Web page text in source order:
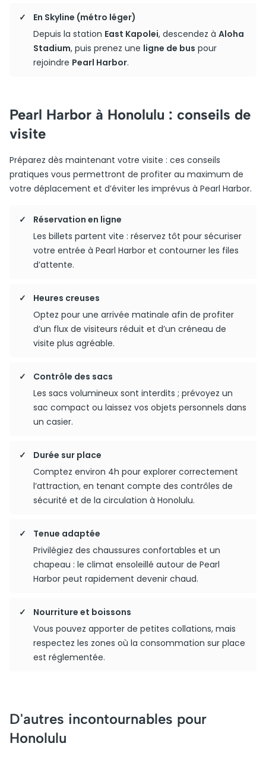
En Skyline (métro léger)
Depuis la station East Kapolei, descendez à Aloha
Stadium, puis prenez une ligne de bus pour
rejoindre Pearl Harbor.
Pearl Harbor à Honolulu : conseils de
visite
Préparez dès maintenant votre visite : ces conseils
pratiques vous permettront de profiter au maximum de
votre déplacement et d’éviter les imprévus à Pearl Harbor.
Réservation en ligne
Les billets partent vite : réservez tôt pour sécuriser
votre entrée à Pearl Harbor et contourner les files
d’attente.
Heures creuses
Optez pour une arrivée matinale afin de profiter
d’un flux de visiteurs réduit et d’un créneau de
visite plus agréable.
Contrôle des sacs
Les sacs volumineux sont interdits ; prévoyez un
sac compact ou laissez vos objets personnels dans
un casier.
Durée sur place
Comptez environ 4h pour explorer correctement
l’attraction, en tenant compte des contrôles de
sécurité et de la circulation à Honolulu.
Tenue adaptée
Privilégiez des chaussures confortables et un
chapeau : le climat ensoleillé autour de Pearl
Harbor peut rapidement devenir chaud.
Nourriture et boissons
Vous pouvez apporter de petites collations, mais
respectez les zones où la consommation sur place
est réglementée.
D'autres incontournables pour
Honolulu